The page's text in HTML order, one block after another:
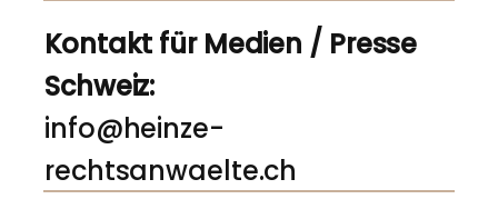
Kontakt für Medien / Presse
Schweiz:
info@heinze-
rechtsanwaelte.ch